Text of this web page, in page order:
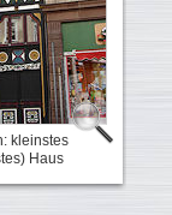
kleinstes
Haus